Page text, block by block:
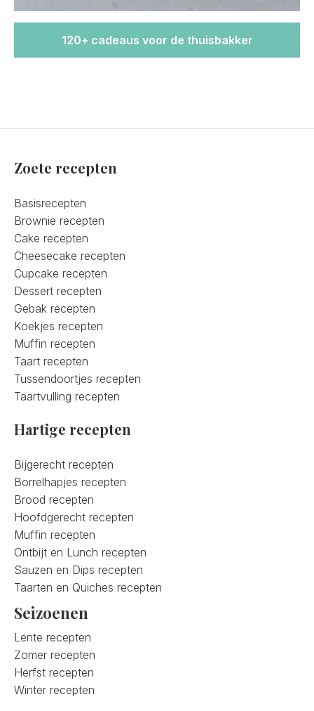
120+ cadeaus voor de thuisbakker
Zoete recepten
Basisrecepten
Brownie recepten
Cake recepten
Cheesecake recepten
Cupcake recepten
Dessert recepten
Gebak recepten
Koekjes recepten
Muffin recepten
Taart recepten
Tussendoortjes recepten
Taartvulling recepten
Hartige recepten
Bijgerecht recepten
Borrelhapjes recepten
Brood recepten
Hoofdgerecht recepten
Muffin recepten
Ontbijt en Lunch recepten
Sauzen en Dips recepten
Taarten en Quiches recepten
Seizoenen
Lente recepten
Zomer recepten
Herfst recepten
Winter recepten